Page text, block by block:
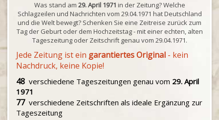
Was stand am 29. April 1971 in der Zeitung? Welche
Schlagzeilen und Nachrichten vom 29.04.1971 hat Deutschland
und die Welt bewegt? Schenken Sie eine Zeitreise zurück zum
Tag der Geburt oder dem Hochzeitstag - mit einer echten, alten
Tageszeitung oder Zeitschrift genau vom 29.04.1971.
Jede Zeitung ist ein garantiertes Original - kein
Nachdruck, keine Kopie!
48 verschiedene Tageszeitungen genau vom 29. April
1971
77verschiedene Zeitschriften als ideale Ergänzung zur
Tageszeitung